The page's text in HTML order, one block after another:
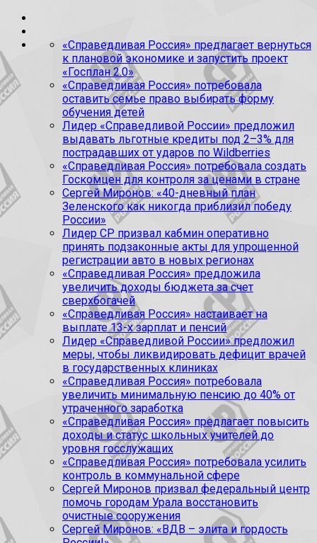
«Справедливая Россия» предлагает вернуться
к плановой экономике и запустить проект
«Госплан 2.0»
«Справедливая Россия» потребовала
оставить семье право выбирать форму
обучения детей
Лидер «Справедливой России» предложил
выдавать льготные кредиты под 2–3% для
пострадавших от ударов по Wildberries
«Справедливая Россия» потребовала создать
Госкомцен для контроля за ценами в стране
Сергей Миронов: «40-дневный план
Зеленского как никогда приблизил победу
России»
Лидер СР призвал кабмин оперативно
принять подзаконные акты для упрощенной
регистрации авто в новых регионах
«Справедливая Россия» предложила
увеличить доходы бюджета за счет
сверхбогачей
«Справедливая Россия» настаивает на
выплате 13-х зарплат и пенсий
Лидер «Справедливой России» предложил
меры, чтобы ликвидировать дефицит врачей
в государственных клиниках
«Справедливая Россия» потребовала
увеличить минимальную пенсию до 40% от
утраченного заработка
«Справедливая Россия» предлагает повысить
доходы и статус школьных учителей до
уровня госслужащих
«Справедливая Россия» потребовала усилить
контроль в коммунальной сфере
Сергей Миронов призвал федеральный центр
помочь городам Урала восстановить
очистные сооружения
Сергей Миронов: «ВДВ – элита и гордость